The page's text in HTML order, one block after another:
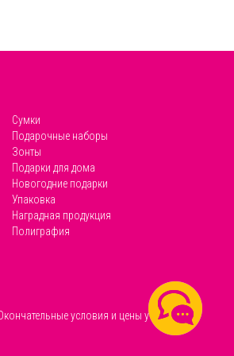
Сумки
Подарочные наборы
Зонты
Подарки для дома
Новогодние подарки
Упаковка
Наградная продукция
Полиграфия
условия и цены уточняйте у